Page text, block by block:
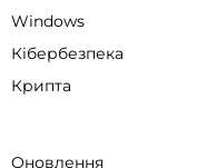
Windows
Кібербезпека
Крипта
Оновлення